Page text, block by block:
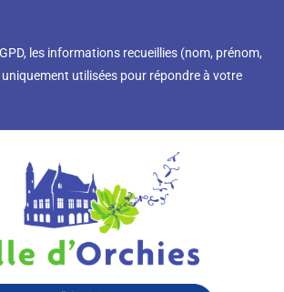
l es informations recueillies (nom, prénom,
utilisées pour répondre à votre